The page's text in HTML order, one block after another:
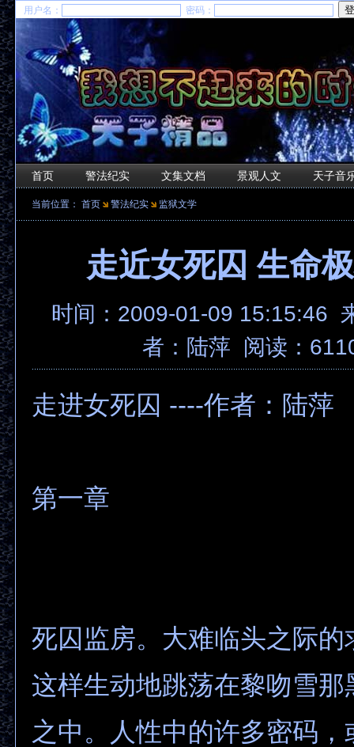
用户名： 密码：
首页 警法纪实 文集文档 景观人文 天子音
当前位置： 首页 警法纪实 监狱文学
走近女死囚 生命
时间：2009-01-09 15:15:46
者：陆萍 阅读：
走进女死囚 ----作者：陆萍
第一章
死囚监房。大难临头之际的
这样生动地跳荡在黎吻雪那
之中。人性中的许多密码